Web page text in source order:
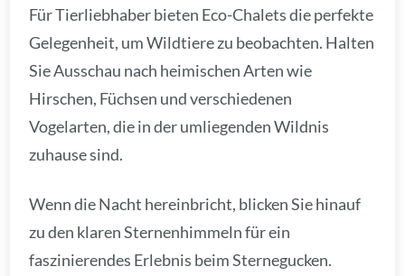
Für Tierliebhaber bieten Eco-Chalets die perfekte
Gelegenheit, um Wildtiere zu beobachten. Halten
Sie Ausschau nach heimischen Arten wie
Hirschen, Füchsen und verschiedenen
Vogelarten, die in der umliegenden Wildnis
zuhause sind.
Wenn die Nacht hereinbricht, blicken Sie hinauf
zu den klaren Sternenhimmeln für ein
faszinierendes Erlebnis beim Sternegucken.